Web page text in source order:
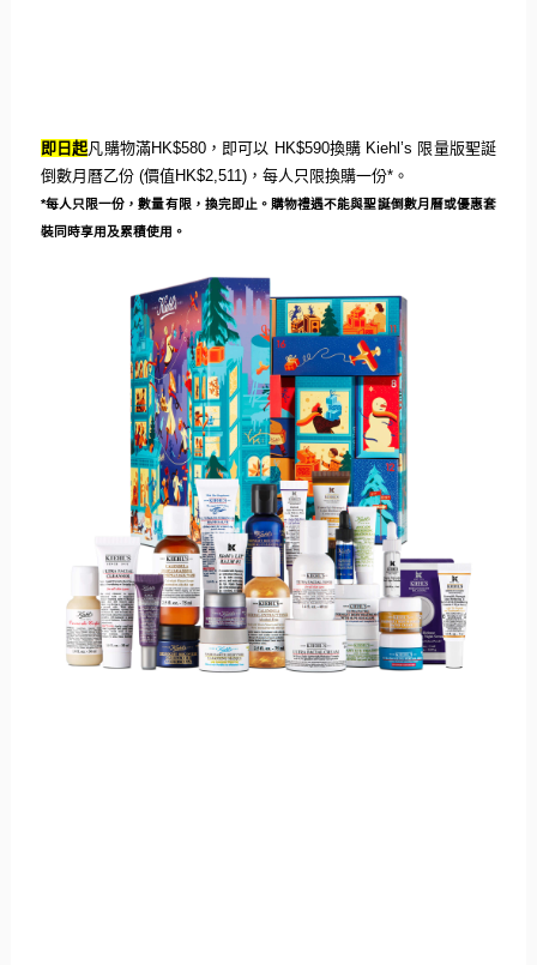
即日起凡購物滿HK$580，即可以 HK$590換購 Kiehl’s 限量版聖誕
倒數月曆乙份 (價值HK$2, 511)，每人只限換購一份*。
*每人只限一份，數量有限，換完即止。購物禮遇不能與聖誕倒數月曆或優惠套
裝同時享用及累積使用。